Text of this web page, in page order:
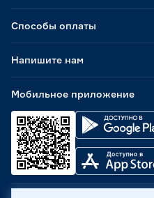
Способы оплаты
Мобильное приложение
Напишите нам